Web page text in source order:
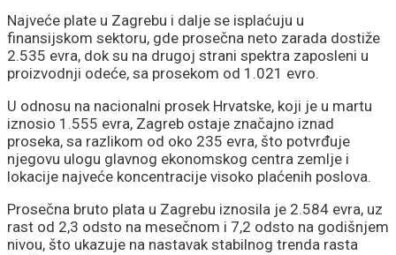
Najveće plate u Zagrebu i dalje se isplaćuju u
finansijskom sektoru, gde prosečna neto zarada dostiže
2.535 evra, dok su na drugoj strani spektra zaposleni u
proizvodnji odeće, sa prosekom od 1.021 evro.
U odnosu na nacionalni prosek Hrvatske, koji je u martu
iznosio 1.555 evra, Zagreb ostaje značajno iznad
proseka, sa razlikom od oko 235 evra, što potvrđuje
njegovu ulogu glavnog ekonomskog centra zemlje i
lokacije najveće koncentracije visoko plaćenih poslova.
Prosečna bruto plata u Zagrebu iznosila je 2.584 evra, uz
rast od 2,3 odsto na mesečnom i 7,2 odsto na godišnjem
nivou, što ukazuje na nastavak stabilnog trenda rasta